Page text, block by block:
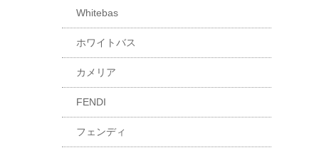
Whitebas
ホワイトバス
カメリア
FENDI
フェンディ